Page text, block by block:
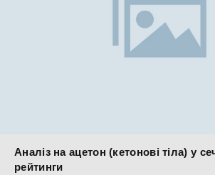
Аналіз на ацетон (кетонові тіла) у
рейтинги